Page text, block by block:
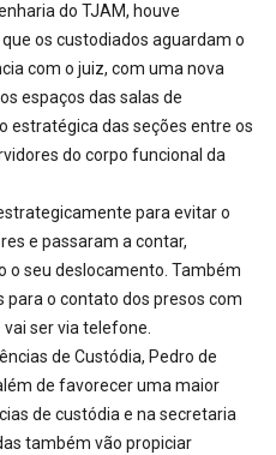
do TJAM, houve
os custodiados aguardam o
com o juiz, com uma nova
espaços das salas de
estratégica das seções entre os
do corpo funcional da
para evitar o
e passaram a contar,
o seu deslocamento. Também
o contato dos presos com
ser via telefone.
de Custódia, Pedro de
de favorecer uma maior
de custódia e na secretaria
também vão propiciar